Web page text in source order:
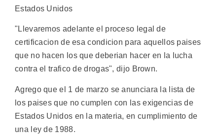
Estados Unidos
"Llevaremos adelante el proceso legal de
certificacion de esa condicion para aquellos paises
que no hacen los que deberian hacer en la lucha
contra el trafico de drogas", dijo Brown.
Agrego que el 1 de marzo se anunciara la lista de
los paises que no cumplen con las exigencias de
Estados Unidos en la materia, en cumplimiento de
una ley de 1988.